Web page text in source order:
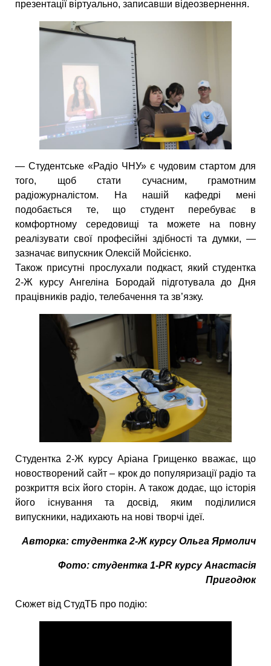
презентації віртуально, записавши відеозвернення.
— Студентське «Радіо ЧНУ» є чудовим стартом для
того, щоб стати сучасним, грамотним
радіожурналістом. На нашій кафедрі мені
подобається те, що студент перебуває в
комфортному середовищі та можете на повну
реалізувати свої професійні здібності та думки, —
зазначає випускник Олексій Мойсієнко.
Також присутні прослухали подкаст, який студентка
2-Ж курсу Ангеліна Бородай підготувала до Дня
працівників радіо, телебачення та зв’язку.
Студентка 2-Ж курсу Аріана Грищенко вважає, що
новостворений сайт – крок до популяризації радіо та
розкриття всіх його сторін. А також додає, що історія
його існування та досвід, яким поділилися
випускники, надихають на нові творчі ідеї.
Авторка: студентка 2-Ж курсу Ольга Ярмолич
Фото: студентка 1-PR курсу Анастасія
Пригодюк
Сюжет від СтудТБ про подію: